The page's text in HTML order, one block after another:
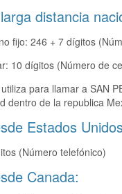
distancia
fijo: 246 + 7 dígitos
10 dígitos (Número de
para llamar a SAN
dentro de la republica
Estados
(Número telefónico)
Canada: